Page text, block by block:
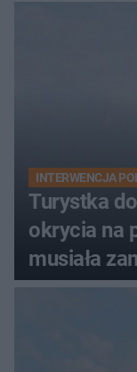
INTERWENCJA
Turystka
okrycia na
musiała